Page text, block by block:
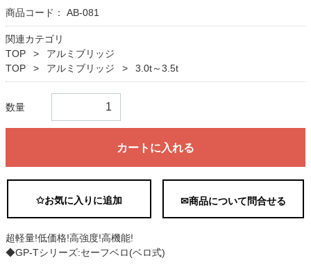
商品コード： AB-081
関連カテゴリ
TOP
アルミブリッジ
TOP
アルミブリッジ 3.0t～3.5t
数量
カートに入れる
✩お気に入りに追加 ✉商品について問合せる
超軽量!低価格!高強度!高機能!
◆GP-Tシリーズ:セーフベロ(ベロ式)